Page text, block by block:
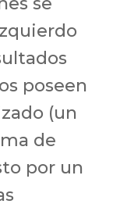
poseen
(un
de
por un